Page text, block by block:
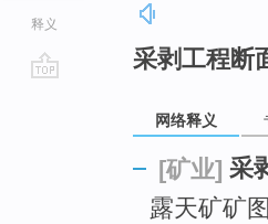
释义
采剥工程断
网络释义
[矿业] 采
露天矿矿